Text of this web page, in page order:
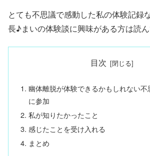
とても不思議で感動した私の体験記録
長♪まいの体験談に興味がある方は読ん
目次
幽体離脱が体験できるかもしれない
に参加
私が知りたかったこと
感じたことを受け入れる
まとめ